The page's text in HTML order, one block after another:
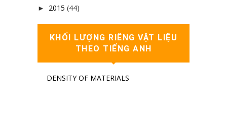
► 2015 (44)
KHỐI LƯỢNG RIÊNG VẬT LIỆU
THEO TIẾNG ANH
DENSITY OF MATERIALS